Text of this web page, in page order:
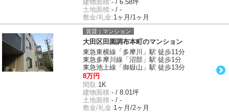
建物面積:- / 6.58坪
土地面積:- / -
敷金/礼金:1ヶ月/1ヶ月
賃貸｜マンション
大田区田園調布本町のマンション
東急東横線「多摩川」駅 徒歩11分
東急多摩川線「沼部」駅 徒歩1分
東急池上線「御嶽山」駅 徒歩13分
8万円
間取:1K
建物面積:- / 8.01坪
土地面積:- / -
敷金/礼金:1ヶ月/2ヶ月